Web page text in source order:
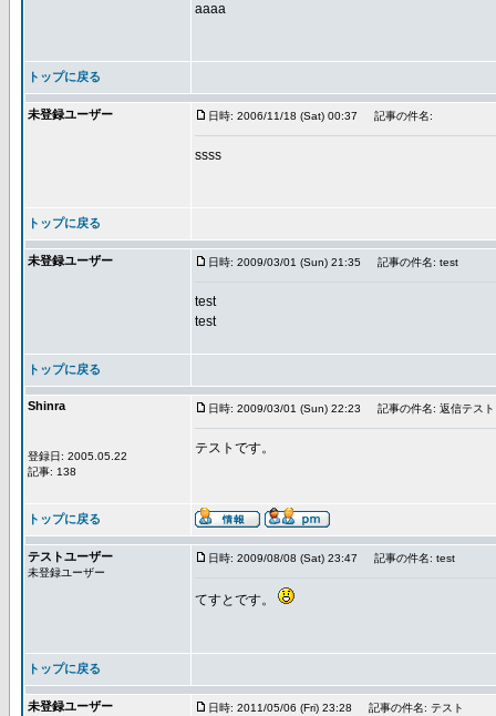
aaaa
トップに戻る
未登録ユーザー 日時: 2006/11/18 (Sat) 00:37 記事の件名:
ssss
トップに戻る
未登録ユーザー 日時: 2009/03/01 (Sun) 21:35 記事の件名: test
test
test
トップに戻る
Shinra
登録日: 2005.05.22
記事: 138
日時: 2009/03/01 (Sun) 22:23 記事の件名: 返信テスト
テストです。
トップに戻る
テストユーザー
未登録ユーザー
日時: 2009/08/08 (Sat) 23:47 記事の件名: test
てすとです。
トップに戻る
未登録ユーザー 日時: 2011/05/06 (Fri) 23:28 記事の件名: テスト